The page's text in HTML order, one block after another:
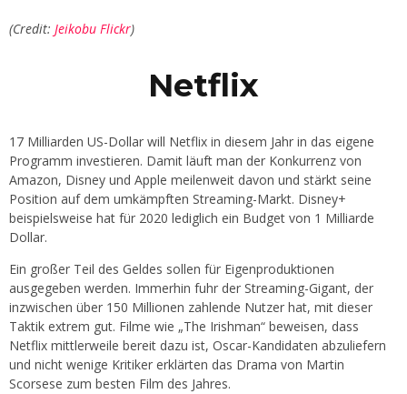
(Credit: Jeikobu Flickr)
Netflix
17 Milliarden US-Dollar will Netflix in diesem Jahr in das eigene
Programm investieren. Damit läuft man der Konkurrenz von
Amazon, Disney und Apple meilenweit davon und stärkt seine
Position auf dem umkämpften Streaming-Markt. Disney+
beispielsweise hat für 2020 lediglich ein Budget von 1 Milliarde
Dollar.
Ein großer Teil des Geldes sollen für Eigenproduktionen
ausgegeben werden. Immerhin fuhr der Streaming-Gigant, der
inzwischen über 150 Millionen zahlende Nutzer hat, mit dieser
Taktik extrem gut. Filme wie „The Irishman“ beweisen, dass
Netflix mittlerweile bereit dazu ist, Oscar-Kandidaten abzuliefern
und nicht wenige Kritiker erklärten das Drama von Martin
Scorsese zum besten Film des Jahres.